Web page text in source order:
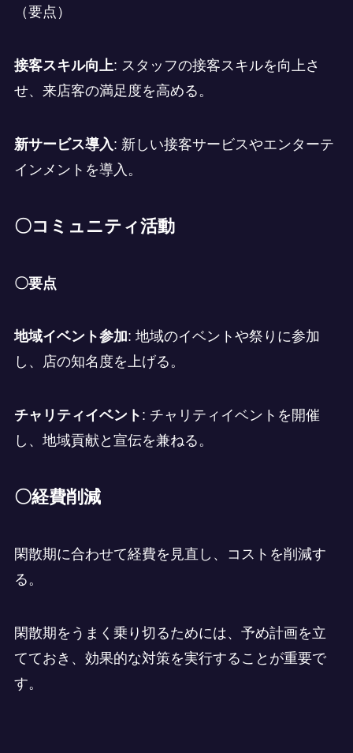
（要点）
接客スキル向上: スタッフの接客スキルを向上さ
せ、来店客の満足度を高める。
新サービス導入: 新しい接客サービスやエンターテ
インメントを導入。
〇コミュニティ活動
〇要点
地域イベント参加: 地域のイベントや祭りに参加
し、店の知名度を上げる。
チャリティイベント : チャリティイベントを開催
し、地域貢献と宣伝を兼ねる。
〇経費削減
閑散期に合わせて経費を見直し、コストを削減す
る。
閑散期をうまく乗り切るためには、予め計画を立
てておき、効果的な対策を実行することが重要で
す。